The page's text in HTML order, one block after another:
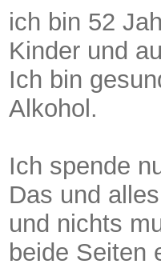
ich bin 52
Kinder und
Ich bin
Alkohol.
Ich spende
Das und
und nichts
beide Seiten